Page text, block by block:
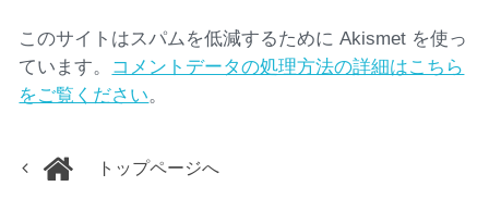
このサイトはスパムを低減するために Akismet を使っ
ています。 コメントデータの処理方法の詳細はこちら
をご覧ください。
トップページへ